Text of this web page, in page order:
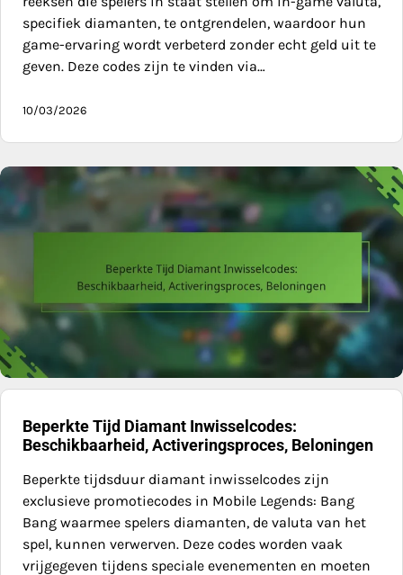
specifiek diamanten, te ontgrendelen, waardoor hun
game-ervaring wordt verbeterd zonder echt geld uit te
geven. Deze codes zijn te vinden via…
10/03/2026
Beperkte Tijd Diamant Inwisselcodes:
Beschikbaarheid, Activeringsproces, Beloningen
Beperkte tijdsduur diamant inwisselcodes zijn
exclusieve promotiecodes in Mobile Legends: Bang
Bang waarmee spelers diamanten, de valuta van het
spel, kunnen verwerven. Deze codes worden vaak
vrijgegeven tijdens speciale evenementen en moeten